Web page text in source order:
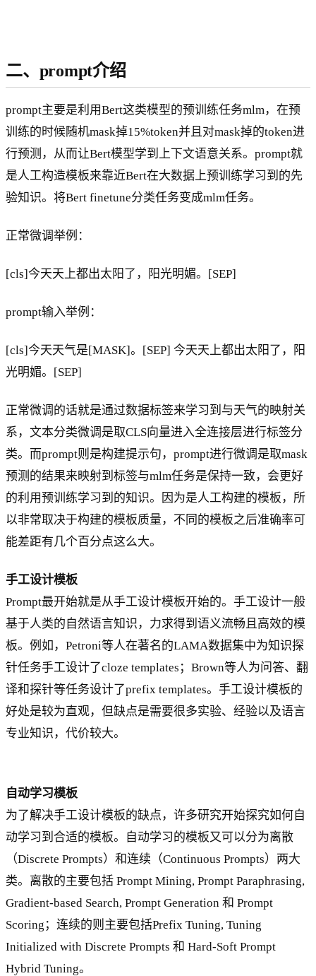
二、prompt介绍
prompt主要是利用Bert这类模型的预训练任务mlm，在预
训练的时候随机mask掉15%token并且对mask掉的token进
行预测，从而让Bert模型学到上下文语意关系。prompt就
是人工构造模板来靠近Bert在大数据上预训练学习到的先
验知识。将Bert finetune分类任务变成mlm任务。
正常微调举例：
[cls]今天天上都出太阳了，阳光明媚。[SEP]
prompt输入举例：
[cls]今天天气是[MASK]。[SEP] 今天天上都出太阳了，阳
光明媚。[SEP]
正常微调的话就是通过数据标签来学习到与天气的映射关
系，文本分类微调是取CLS向量进入全连接层进行标签分
类。而prompt则是构建提示句，prompt进行微调是取mask
预测的结果来映射到标签与mlm任务是保持一致，会更好
的利用预训练学习到的知识。因为是人工构建的模板，所
以非常取决于构建的模板质量，不同的模板之后准确率可
能差距有几个百分点这么大。
手工设计模板
Prompt最开始就是从手工设计模板开始的。手工设计一般
基于人类的自然语言知识，力求得到语义流畅且高效的模
板。例如，Petroni等人在著名的LAMA数据集中为知识探
针任务手工设计了cloze templates；Brown等人为问答、翻
译和探针等任务设计了prefix templates。手工设计模板的
好处是较为直观，但缺点是需要很多实验、经验以及语言
专业知识，代价较大。
自动学习模板
为了解决手工设计模板的缺点，许多研究开始探究如何自
动学习到合适的模板。自动学习的模板又可以分为离散
（Discrete Prompts）和连续（Continuous Prompts）两大
类。离散的主要包括 Prompt Mining, Prompt Paraphrasing,
Gradient-based Search, Prompt Generation 和 Prompt
Scoring；连续的则主要包括Prefix Tuning, Tuning
Initialized with Discrete Prompts 和 Hard-Soft Prompt
Hybrid Tuning。